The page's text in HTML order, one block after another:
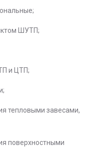
ШУТП;
и ЦТП;
тепловыми завесами,
поверхностными